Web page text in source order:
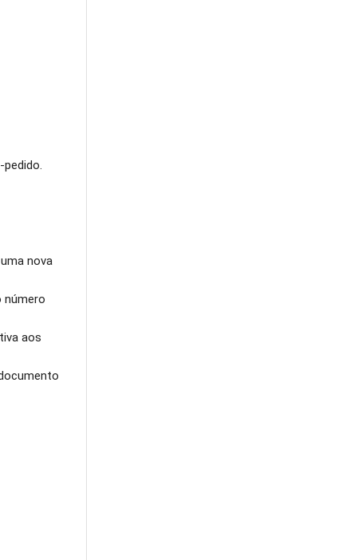
pedido.
nova
número
aos